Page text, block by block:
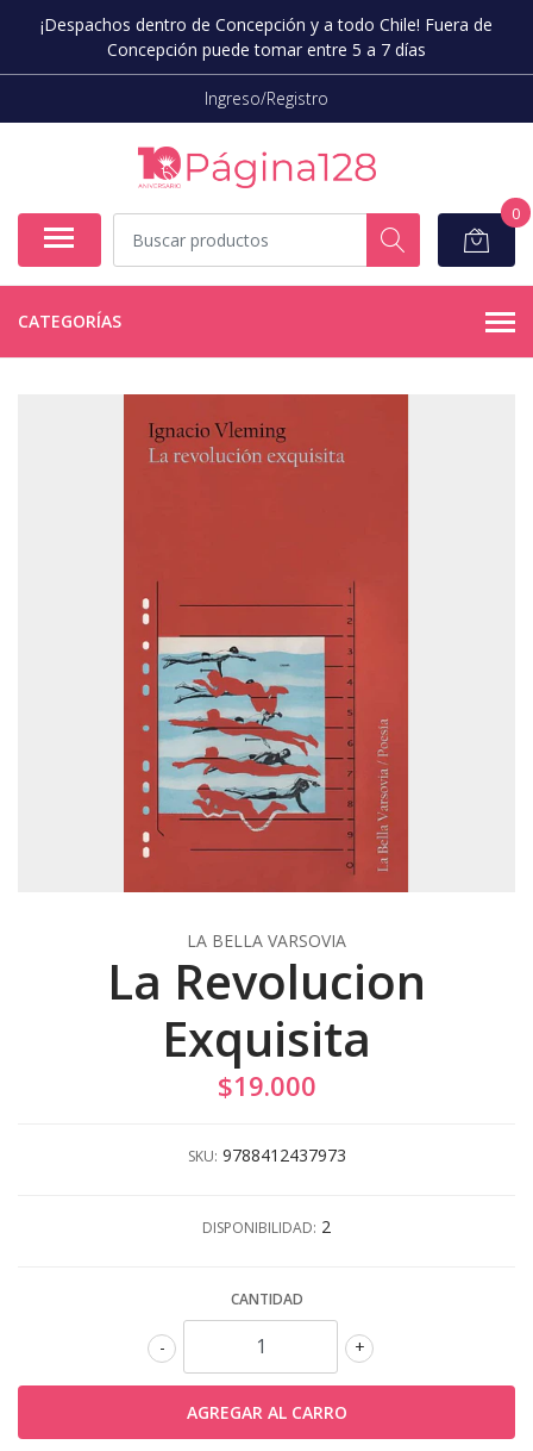
¡Despachos dentro de Concepción y a todo Chile! Fuera de
Concepción puede tomar entre 5 a 7 días
Ingreso/Registro
0
CATEGORÍAS
LA BELLA VARSOVIA
La Revolucion
Exquisita
$19.000
SKU: 9788412437973
DISPONIBILIDAD: 2
CANTIDAD
+
-